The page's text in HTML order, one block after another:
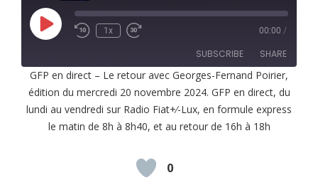
Play
Episode
1x 00:00 /
SUBSCRIBE SHARE
RSS FEED
SHARE
LINK
GFP en direct – Le retour avec Georges-Fernand Poirier,
édition du mercredi 20 novembre 2024. GFP en direct, du
lundi au vendredi sur Radio Fiat+⁄-Lux, en formule express
le matin de 8h à 8h40, et au retour de 16h à 18h
0